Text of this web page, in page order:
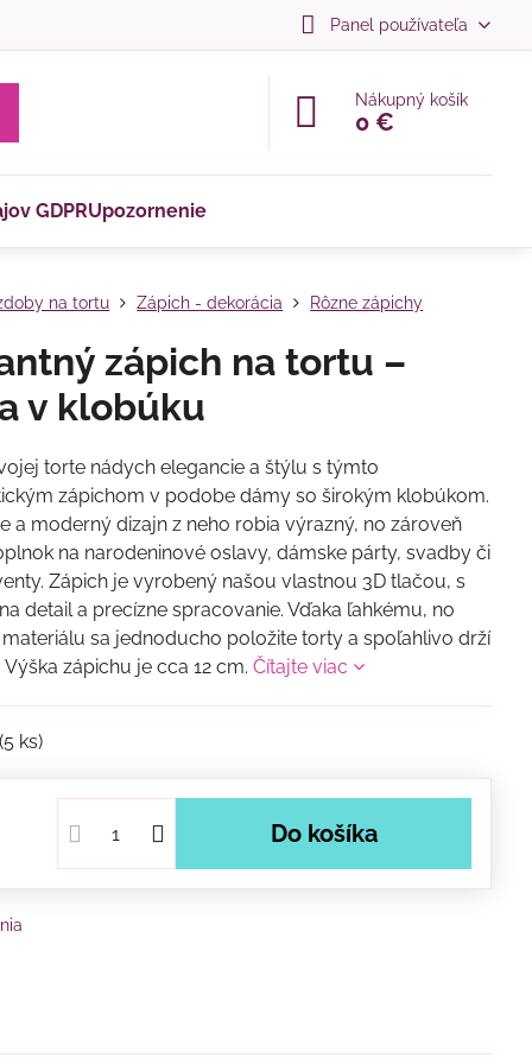
Panel používateľa
Nákupný košík
0 €
GDPRUpozornenie
na tortu Zápich - dekorácia Rôzne zápichy
zápich na tortu –
v klobúku
torte nádych elegancie a štýlu s týmto
zápichom v podobe dámy so širokým klobúkom.
a moderný dizajn z neho robia výrazný, no zároveň
na narodeninové oslavy, dámske párty, svadby či
Zápich je vyrobený našou vlastnou 3D tlačou, s
detail a precízne spracovanie. Vďaka ľahkému, no
sa jednoducho položite torty a spoľahlivo drží
Výška zápichu je cca 12 cm.Čítajte viac
(5 ks)
Do košíka